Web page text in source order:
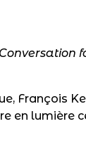
François
en lumière